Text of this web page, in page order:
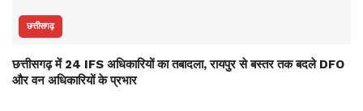
छत्तीसगढ़
छत्तीसगढ़ में 24 IFS अधिकारियों का तबादला, रायपुर से बस्तर तक बदले DFO
और वन अधिकारियों के प्रभार